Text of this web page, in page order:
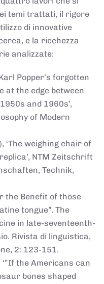
temi trattati, il rigore
di innovative
e la ricchezza
analizzate:
Popper’s forgotten
at the edge between
and 1960s’,
of Modern
‘The weighing chair of
NTM Zeitschrift
Technik,
the Benefit of those
tongue”. The
in late-seventeenth-
Rivista di linguistica,
2: 123-151.
‘”If the Americans can
bones shaped